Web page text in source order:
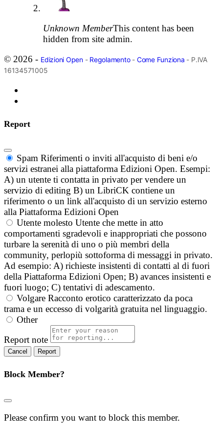
Unknown MemberThis content has been
hidden from site admin.
© 2026 - Edizioni Open- Regolamento- Come Funziona - P.IVA
16134571005
Report
Spam Riferimenti o inviti all'acquisto di beni e/o
servizi estranei alla piattaforma Edizioni Open. Esempi:
A) un utente ti contatta in privato per vendere un
servizio di editing B) un LibriCK contiene un
riferimento o un link all'acquisto di un servizio esterno
alla Piattaforma Edizioni Open
Utente molesto Utente che mette in atto
comportamenti sgradevoli e inappropriati che possono
turbare la serenità di uno o più membri della
community, perlopiù sottoforma di messaggi in privato.
Ad esempio: A) richieste insistenti di contatti al di fuori
della Piattaforma Edizioni Open; B) avances insistenti e
fuori luogo; C) tentativi di adescamento.
Volgare Racconto erotico caratterizzato da poca
trama e un eccesso di volgarità gratuita nel linguaggio.
Other
Report note
Report
Block Member?
Please confirm you want to block this member.